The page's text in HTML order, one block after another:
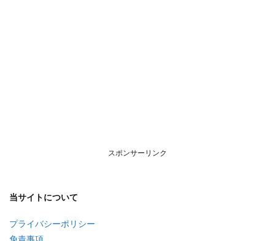
スポンサーリンク
当サイトについて
プライバシーポリシー
免責事項